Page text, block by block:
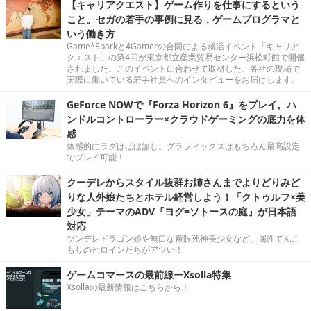
【キャリアクエスト】ゲーム作りを仕事にするという
こと。セガの若手の事例に見る，ゲームプログラマと
いう働き方
Game*Sparkと4Gamerの合同による就活イベント「キャリア
クエスト」の第4回が東京都立産業貿易センター浜松町館で開催
されました。このイベントに合わせて取材した、各社の現場で
実際に働いている若手社員へのインタビューをお届けします。
GeForce NOWで『Forza Horizon 6』をプレイ。ハ
ンドルコントローラー×クラウドゲーミングの底力を体
感
体感的にラグはほぼ無し。グラフィックスはもちろん最高設定
でプレイ可能！
クーデレからスタイル抜群お姉さんまでよりどりみど
りな人外娘たちとホテル経営しよう！「クトゥルフ×美
少女」テーマのADV『ヨグ=ソトースの庭』が日本語
対応
ツンデレドラゴン娘や無口な複眼死神美少女など、属性てんこ
もりのヒロインたちがアツい！
ゲームコマースの最前線ーXsolla特集
Xsollaの最新情報はこちらから！